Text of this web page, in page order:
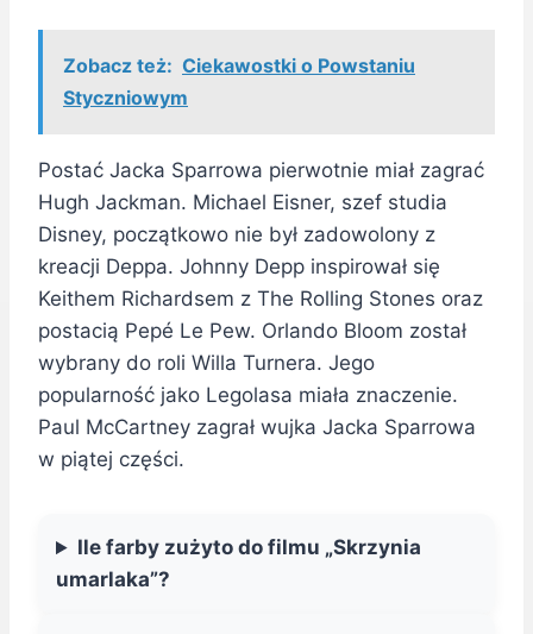
Zobacz też: Ciekawostki o Powstaniu
Styczniowym
Postać Jacka Sparrowa pierwotnie miał zagrać
Hugh Jackman. Michael Eisner, szef studia
Disney, początkowo nie był zadowolony z
kreacji Deppa. Johnny Depp inspirował się
Keithem Richardsem z The Rolling Stones oraz
postacią Pepé Le Pew. Orlando Bloom został
wybrany do roli Willa Turnera. Jego
popularność jako Legolasa miała znaczenie.
Paul McCartney zagrał wujka Jacka Sparrowa
w piątej części.
Ile farby zużyto do filmu „Skrzynia
umarlaka”?